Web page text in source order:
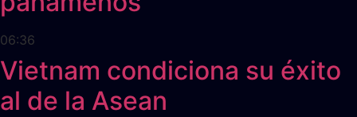
06:36
Vietnam condiciona su éxito
al de la Asean